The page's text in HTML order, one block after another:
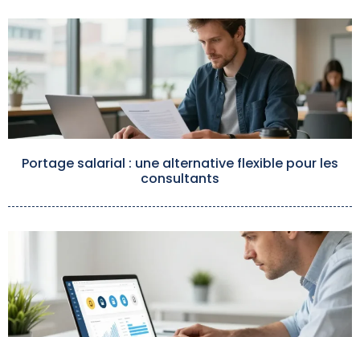
Portage salarial : une alternative flexible pour les
consultants